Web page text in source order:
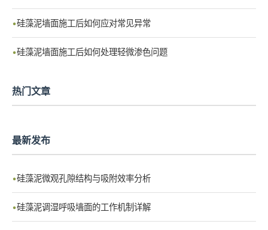
硅藻泥墙面施工后如何应对常见异常
硅藻泥墙面施工后如何处理轻微渗色问题
热门文章
最新发布
硅藻泥微观孔隙结构与吸附效率分析
硅藻泥调湿呼吸墙面的工作机制详解